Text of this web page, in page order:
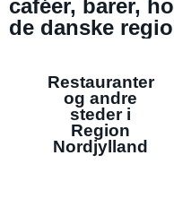
caféer, barer,
de danske
Restauranter
og andre
steder i
Region
Nordjylland